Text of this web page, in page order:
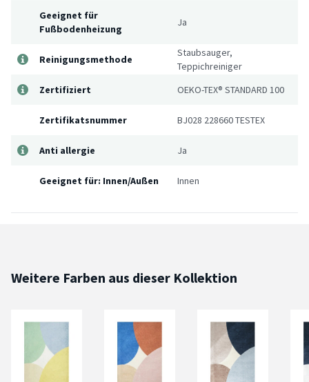
Geeignet für
Fußbodenheizung
Ja
Reinigungsmethode
Staubsauger,
Teppichreiniger
Zertifiziert
OEKO-TEX® STANDARD 100
Zertifikatsnummer BJ028 228660 TESTEX
Anti allergie Ja
Geeignet für: Innen/Außen Innen
Weitere Farben aus dieser Kollektion